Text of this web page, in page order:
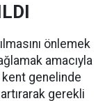
önlemek
amacıyla
kent genelinde
gerekli